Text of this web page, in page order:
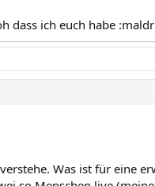
dass ich euch habe
Was ist für eine